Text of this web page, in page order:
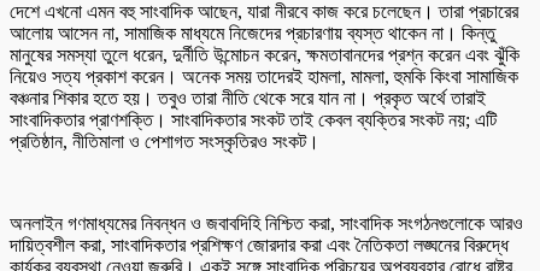
দেশে এখনো এমন বহু সাংবাদিক আছেন, যারা নীরবে কাজ করে চলেছেন। তারা প্রচারের
আলোয় আসেন না, সামাজিক মাধ্যমে নিজেদের প্রচারণায় ব্যস্ত থাকেন না। কিন্তু
মানুষের সমস্যা তুলে ধরেন, দুর্নীতি উন্মোচন করেন, ক্ষমতাবানদের প্রশ্ন করেন এবং ঝুঁকি
নিয়েও সত্য প্রকাশ করেন। অনেক সময় তাদেরই হামলা, মামলা, হুমকি কিংবা সামাজিক
বঞ্চনার শিকার হতে হয়। তবুও তারা নীতি থেকে সরে যান না। প্রকৃত অর্থে তারাই
সাংবাদিকতার প্রাণশক্তি। সাংবাদিকতার সংকট তাই কেবল ব্যক্তির সংকট নয়; এটি
প্রতিষ্ঠান, নীতিমালা ও পেশাগত সংস্কৃতিরও সংকট।
অনলাইন গণমাধ্যমের নিবন্ধন ও জবাবদিহি নিশ্চিত করা, সাংবাদিক সংগঠনগুলোকে আরও
দায়িত্বশীল করা, সাংবাদিকতার প্রশিক্ষণ জোরদার করা এবং নৈতিকতা লঙ্ঘনের বিরুদ্ধে